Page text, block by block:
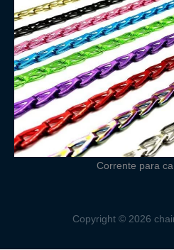
Corrente para
Copyright © 2026